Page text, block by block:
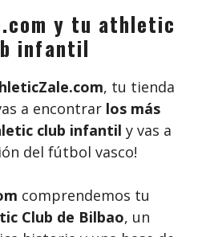
y tu athletic
infantil
, tu tienda
a encontrar los más
club infantil y vas a
del fútbol vasco!
comprendemos tu
Club de Bilbao, un